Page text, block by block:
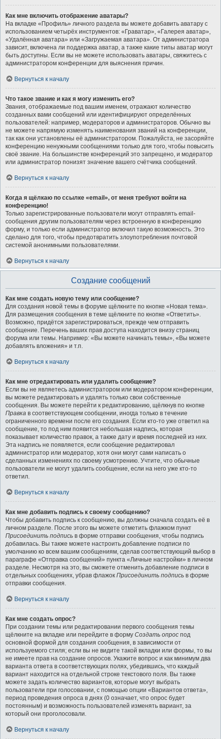
Как мне включить отображение аватары?
На вкладке «Профиль» личного раздела вы можете добавить аватару с
использованием четырёх инструментов: «Граватар», «Галерея аватар»,
«Удалённая аватара» или «Загружаемая аватара». От администратора
зависит, включена ли поддержка аватар, а также какие типы аватар могут
быть доступны. Если вы не можете использовать аватары, свяжитесь с
администратором конференции для выяснения причин.
Вернуться к началу
Что такое звание и как я могу изменить его?
Звания, отображаемые под вашим именем, отражают количество
созданных вами сообщений или идентифицируют определённых
пользователей: например, модераторов и администраторов. Обычно вы
не можете напрямую изменять наименования званий на конференции,
так как они установлены её администратором. Пожалуйста, не засоряйте
конференцию ненужными сообщениями только для того, чтобы повысить
своё звание. На большинстве конференций это запрещено, и модератор
или администратор понизят значение вашего счётчика сообщений.
Вернуться к началу
Когда я щёлкаю по ссылке «email», от меня требуют войти на
конференцию!
Только зарегистрированные пользователи могут отправлять email-
сообщения другим пользователям через встроенную в конференцию
форму, и только если администратор включил такую возможность. Это
сделано для того, чтобы предотвратить злоупотребления почтовой
системой анонимными пользователями.
Вернуться к началу
Создание сообщений
Как мне создать новую тему или сообщение?
Для создания новой темы в форуме щёлкните по кнопке «Новая тема».
Для размещения сообщения в теме щёлкните по кнопке «Ответить».
Возможно, придётся зарегистрироваться, прежде чем отправить
сообщение. Перечень ваших прав доступа находится внизу страниц
форума или темы. Например: «Вы можете начинать темы», «Вы можете
добавлять вложения» и т.п.
Вернуться к началу
Как мне отредактировать или удалить сообщение?
Если вы не являетесь администратором или модератором конференции,
вы можете редактировать и удалять только свои собственные
сообщения. Вы можете перейти к редактированию, щёлкнув по кнопке
Правка в соответствующем сообщении, иногда только в течение
ограниченного времени после его создания. Если кто-то уже ответил на
сообщение, то под ним появится небольшая надпись, которая
показывает количество правок, а также дату и время последней из них.
Эта надпись не появляется, если сообщение редактировал
администратор или модератор, хотя они могут сами написать о
сделанных изменениях по своему усмотрению. Учтите, что обычные
пользователи не могут удалить сообщение, если на него уже кто-то
ответил.
Вернуться к началу
Как мне добавить подпись к своему сообщению?
Чтобы добавить подпись к сообщению, вы должны сначала создать её в
личном разделе. После этого вы можете отметить флажком пункт
Присоединить подпись в форме отправки сообщения, чтобы подпись
добавилась. Вы также можете настроить добавление подписи по
умолчанию ко всем вашим сообщениям, сделав соответствующий выбор в
параграфе «Отправка сообщений» пункта «Личные настройки» в личном
разделе. Несмотря на это, вы сможете отменить добавление подписи в
отдельных сообщениях, убрав флажок Присоединить подпись в форме
отправки сообщения.
Вернуться к началу
Как мне создать опрос?
При создании темы или редактировании первого сообщения темы
щёлкните на вкладке или перейдите в форму Создать опрос под
основной формой для создания сообщения, в зависимости от
используемого стиля; если вы не видите такой вкладки или формы, то вы
не имеете прав на создание опросов. Укажите вопрос и как минимум два
варианта ответа в соответствующих полях, убедившись, что каждый
вариант находится на отдельной строке текстового поля. Вы также
можете задать количество вариантов, которые могут выбрать
пользователи при голосовании, с помощью опции «Вариантов ответа»,
период проведения опроса в днях (0 означает, что опрос будет
постоянным) и возможность пользователей изменять вариант, за
который они проголосовали.
Вернуться к началу